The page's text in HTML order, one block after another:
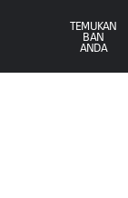
TEMUKAN
BAN
ANDA